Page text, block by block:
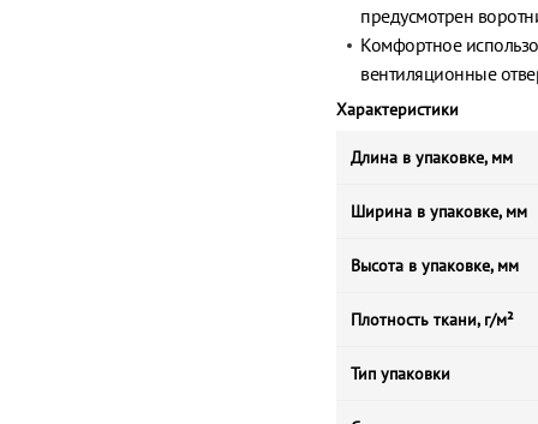
предусмотрен
Комфортное
вентиляционные
Характеристики
Длина в упаковке, мм
Ширина в упаковке, мм
Высота в упаковке, мм
Плотность ткани, г/м²
Тип упаковки